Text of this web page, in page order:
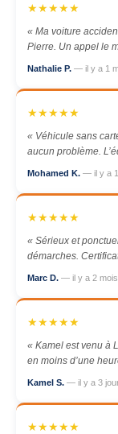
★★★★★
« Ma voiture
Pierre. Un appel le
Nathalie P. — il y a 1
★★★★★
« Véhicule sans
aucun problème.
Mohamed K. — il y a
★★★★★
« Sérieux et
démarches.
Marc D. — il y a 2 mois
★★★★★
« Kamel est venu à
en moins d’une
Kamel S. — il y a 3
★★★★★